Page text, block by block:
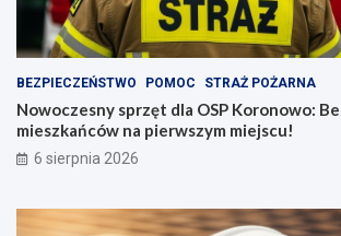
BEZPIECZEŃSTWO POMOC STRAŻ POŻARNA
Nowoczesny sprzęt dla OSP Koronowo:
mieszkańców na pierwszym miejscu!
6 sierpnia 2026